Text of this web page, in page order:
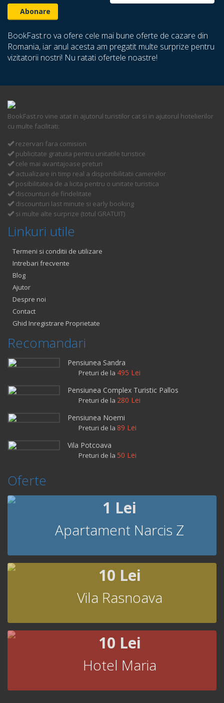
BookFast.ro va ofere cele mai bune oferte de cazare din
Romania, iar anul acesta am pregatit multe surprize pentru
vizitatorii nostri! Nu ratati ofertele noastre!
BookFast.ro vine atat in ajutorul turistilor cat si in ajutorul hotelierilor
cu multe facilitati:
rezervari fara comision
publicitate gratuita pentru unitatile turistice
cele mai avantajoase preturi
actualizare in timp real a disponibilitatii camerelor
posibilitatea de a licita pentru o unitate turistica
discounturi de findelitate
discounturi last minute si early booking
si multe alte surprize (totul GRATUIT)
Linkuri utile
Termeni si conditii de utilizare
Intrebari frecvente
Blog
Ajutor
Despre noi
Contact
Ghid Inregistrare Proprietate
Recomandari
Pensiunea Sandra
Preturi de la 495 Lei
Pensiunea Complex Turistic Pallos
Preturi de la 280 Lei
Pensiunea Noemi
Preturi de la 89 Lei
Vila Potcoava
Preturi de la 50 Lei
Oferte
1 Lei
Apartament Narcis Z
10 Lei
Vila Rasnoava
10 Lei
Hotel Maria